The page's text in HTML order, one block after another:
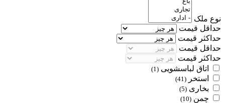
نوع ملک
حداقل قیمت
حداکثر قیمت
حداقل قیمت
حداکثر قیمت
اتاق لباسشویی (1)
استخر (41)
بخاری (5)
چمن (10)